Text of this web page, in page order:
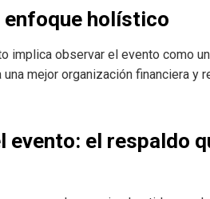
enfoque holístico
implica observar el evento como
mejor organización financiera y
el respaldo